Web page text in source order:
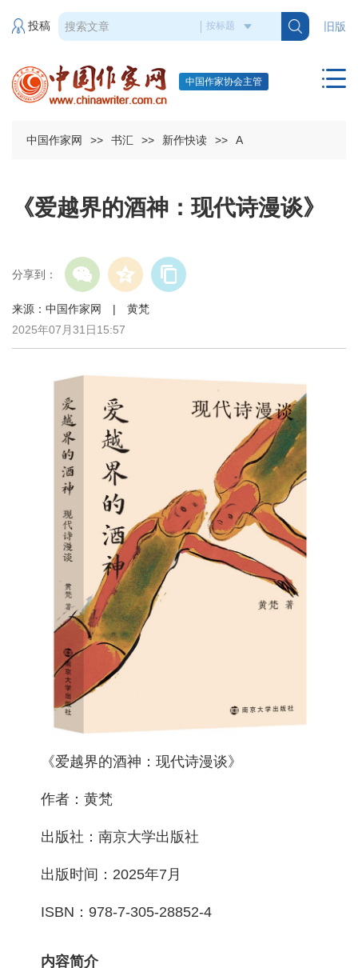
旧版
投稿
中国作家协会主管
中国作家网 >> 书汇 >> 新作快读 >> A
《爱越界的酒神：现代诗漫谈》
分享到：
来源：中国作家网 | 黄梵
2025年07月31日15:57
《爱越界的酒神：现代诗漫谈》
作者：黄梵
出版社：南京大学出版社
出版时间：2025年7月
ISBN：978-7-305-28852-4
内容简介